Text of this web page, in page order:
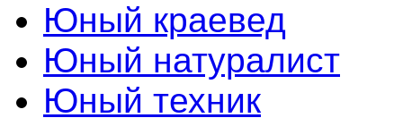
Юный краевед
Юный натуралист
Юный техник